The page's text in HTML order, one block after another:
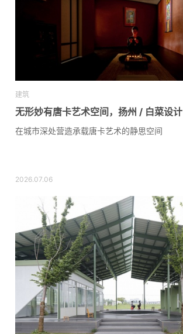
建筑
无形妙有唐卡艺术空间，扬州 / 白菜设计
在城市深处营造承载唐卡艺术的静思空间
2026.07.06